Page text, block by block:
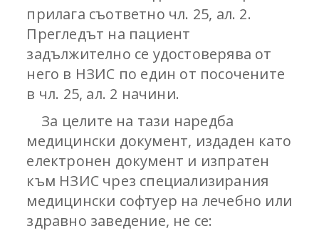
прилага съответно чл. 25, ал. 2.
Прегледът на пациент
задължително се удостоверява от
него в НЗИС по един от посочените
в чл. 25, ал. 2 начини.
За целите на тази наредба
медицински документ, издаден като
електронен документ и изпратен
към НЗИС чрез специализирания
медицински софтуер на лечебно или
здравно заведение, не се: